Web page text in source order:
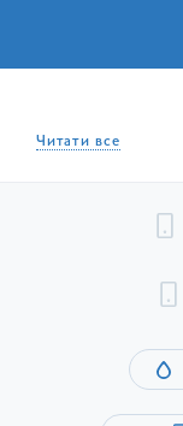
Читати все